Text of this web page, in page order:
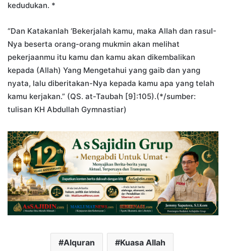
kedudukan. *
“Dan Katakanlah ‘Bekerjalah kamu, maka AlIah dan rasuI-
Nya beserta orang-orang mukmin akan melihat
pekerjaanmu itu kamu dan kamu akan dikembalikan
kepada (Allah) Yang Mengetahui yang gaib dan yang
nyata, lalu diberitakan-Nya kepada kamu apa yang telah
kamu kerjakan.” (QS. at-Taubah [9]:105).(*/sumber:
tulisan KH Abdullah Gymnastiar)
Alquran Kuasa Allah